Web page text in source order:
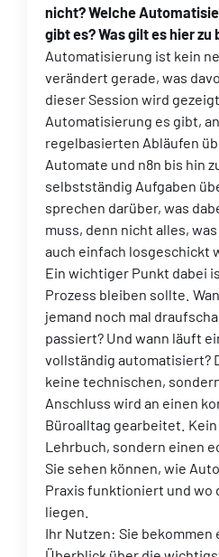
nicht? Welche
gibt es? Was gilt es hier
Automatisierung ist kein
verändert gerade, was
dieser Session wird
Automatisierung es gibt,
regelbasierten Abläufen
Automate und n8n bis hin
selbstständig Aufgaben
sprechen darüber, was
muss, denn nicht alles,
auch einfach losgeschickt
Ein wichtiger Punkt dabei
Prozess bleiben sollte.
jemand noch mal
passiert? Und wann läuft
vollständig automatisiert?
keine technischen,
Anschluss wird an einen
Büroalltag gearbeitet.
Lehrbuch, sondern einen
Sie sehen können, wie
Praxis funktioniert und wo
liegen.
Ihr Nutzen: Sie